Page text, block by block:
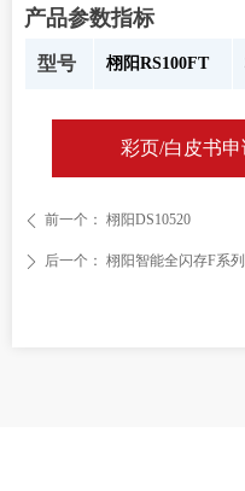
产品参数指标
型号 栩阳RS100FT
ꄴ 前一个： 栩阳DS10520
ꄲ 后一个： 栩阳智能全闪存F系
彩页/白皮书申